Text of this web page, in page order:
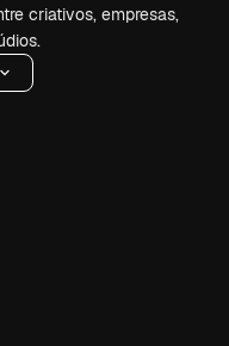
criativos, empresas,